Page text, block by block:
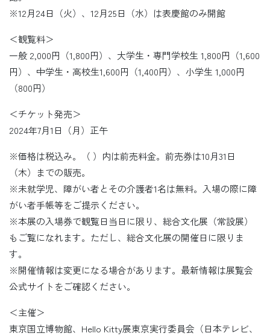
※12月24日（火）、12月25日（水）は表慶館のみ開館
＜観覧料＞
一般 2,000円（1,800円）、大学生・専門学校生 1,800円（1,600
円）、中学生・高校生1,600円（1,400円）、小学生 1,000円
（800円）
＜チケット発売＞
2024年7月1日（月）正午
※価格は税込み。（ ）内は前売料金。前売券は10月31日
（木）までの販売。
※未就学児、障がい者とその介護者1名は無料。入場の際に障
がい者手帳等をご提示ください。
※本展の入場券で観覧日当日に限り、総合文化展（常設展）
もご覧になれます。ただし、総合文化展の開催日に限りま
す。
※開催情報は変更になる場合があります。最新情報は展覧会
公式サイトをご確認ください。
＜主催＞
東京国立博物館、Hello Kitty展東京実行委員会（日本テレビ、